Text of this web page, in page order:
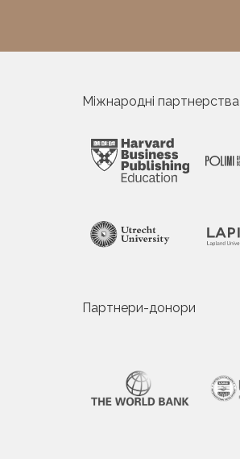
Міжнародні партнерства
Партнери-донори